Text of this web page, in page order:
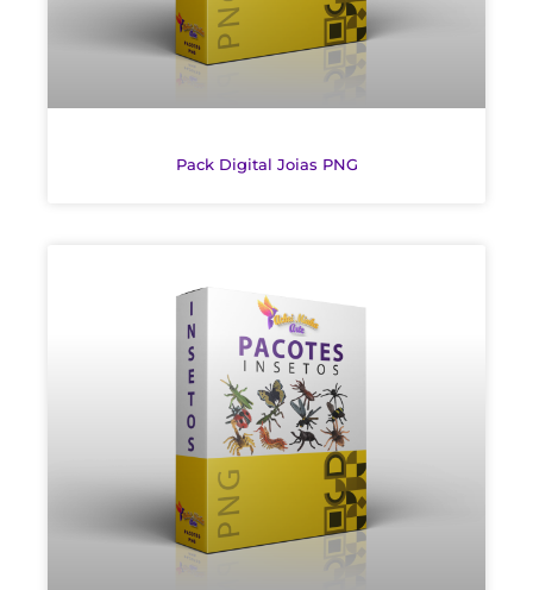
Pack Digital Joias PNG